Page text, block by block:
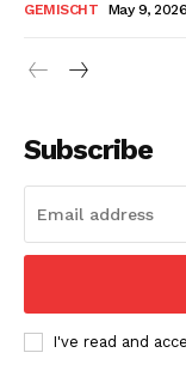
GEMISCHT May 9, 2026
Subscribe
I've read and